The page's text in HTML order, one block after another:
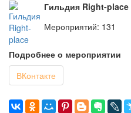
Гильдия Right-place
Мероприятий: 131
Подробнее о мероприятии
ВКонтакте